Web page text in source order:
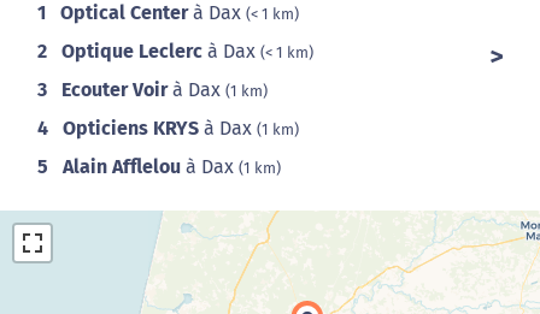
1 Optical Centerà Dax (< 1 km)
2 Optique Leclerc à Dax (< 1 km)
3 Ecouter Voirà Dax (1 km)
4 Opticiens KRYS à Dax (1 km)
5 Alain Afflelou à Dax (1 km)